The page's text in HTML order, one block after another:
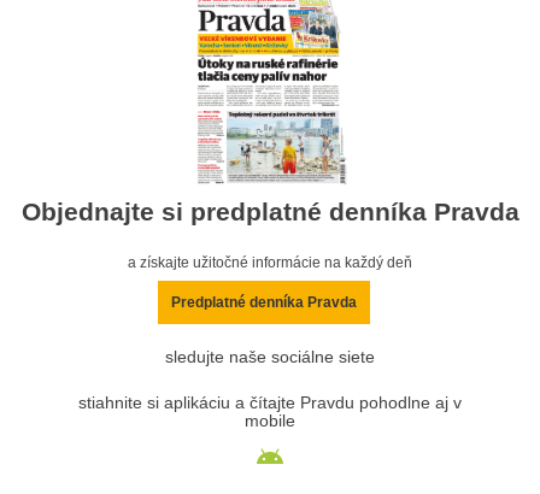
Objednajte si predplatné denníka Pravda
a získajte užitočné informácie na každý deň
Predplatné denníka Pravda
sledujte naše sociálne siete
stiahnite si aplikáciu a čítajte Pravdu pohodlne aj v
mobile